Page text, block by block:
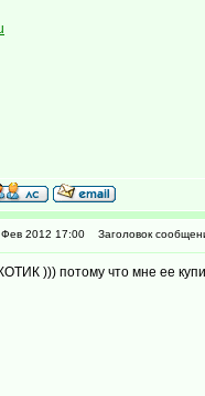
2012 17:00 Заголовок
))) потому что мне ее